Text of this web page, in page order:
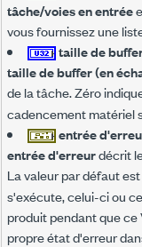
tâche/voies en entrée
vous fournissez une
taille de
taille de buffer (en
de la tâche. Zéro
cadencement matériel
entrée
entrée d'erreurdécrit
La valeur par défaut est
s'exécute, celui-ci ou
produit pendant que
propre état d'erreur